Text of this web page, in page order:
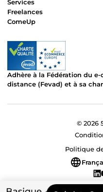
Services
Freelances
ComeUp
Adhère à la Fédération du
distance (Fevad) et à sa
© 2026
Politique